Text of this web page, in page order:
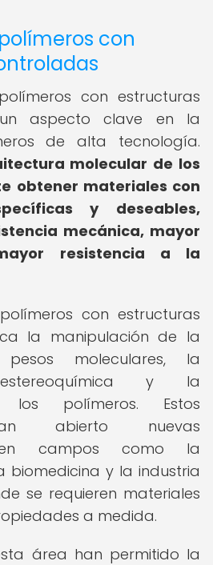
con
con estructuras
aspecto clave en la
de alta tecnología.
molecular de los
obtener materiales con
y deseables,
mecánica, mayor
resistencia a la
con estructuras
la manipulación de la
moleculares, la
y la
polímeros. Estos
abierto nuevas
en campos como la
biomedicina y la industria
se requieren materiales
a medida.
área han permitido la